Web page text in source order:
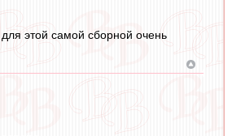
этой самой сборной очень